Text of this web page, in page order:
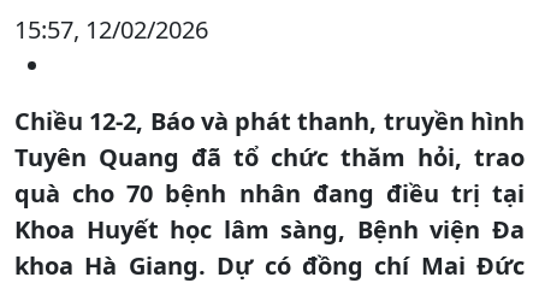
15:57, 12/02/2026
Chiều 12-2, Báo và phát thanh, truyền hình
Tuyên Quang đã tổ chức thăm hỏi, trao
quà cho 70 bệnh nhân đang điều trị tại
Khoa Huyết học lâm sàng, Bệnh viện Đa
khoa Hà Giang. Dự có đồng chí Mai Đức